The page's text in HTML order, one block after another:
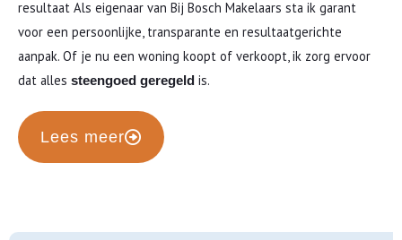
resultaat Als eigenaar van Bij Bosch Makelaars sta ik garant
voor een persoonlijke, transparante en resultaatgerichte
aanpak. Of je nu een woning koopt of verkoopt, ik zorg ervoor
dat alles steengoed geregeld is.
Lees meer